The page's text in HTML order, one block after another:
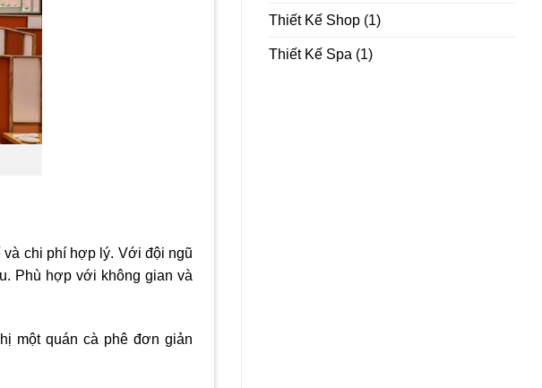
chi phí hợp lý. Với đội ngũ
Phù hợp với không gian và
một quán cà phê đơn giản
Thiết Kế Shop (1)
Thiết Kế Spa (1)